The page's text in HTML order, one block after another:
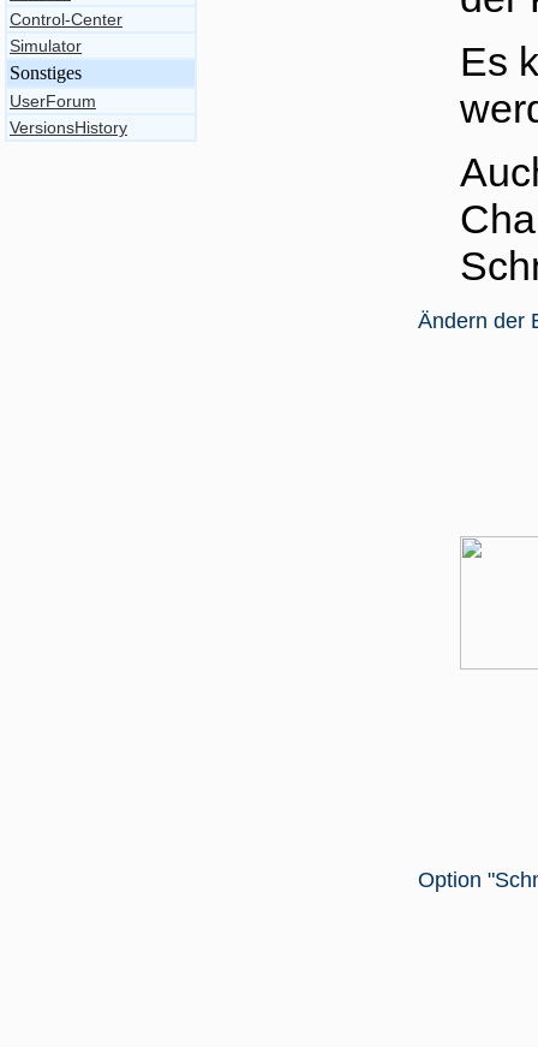
Control-Center
Simulator
Sonstiges
UserForum
VersionsHistory
Es
Ändern der
Option